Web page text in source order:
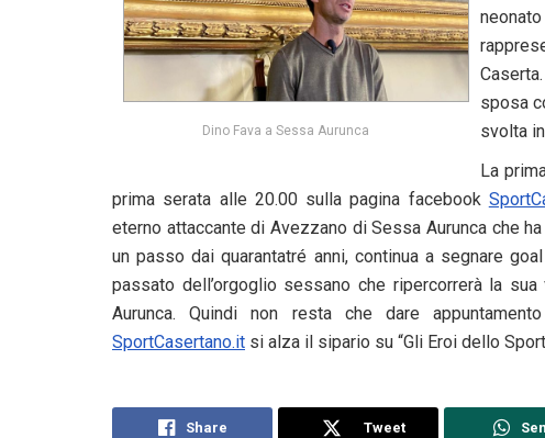
Dino Fava a Sessa Aurunca
sposa
svolta
La
prima serata alle 20.00 sulla pagina facebook
eterno attaccante di Avezzano di Sessa Aurunca che
un passo dai quarantatré anni, continua a segnare
passato dell’orgoglio sessano che ripercorrerà la
Aurunca. Quindi non resta che dare
SportCasertano.it si alza il sipario su “Gli Eroi dello
Share Tweet